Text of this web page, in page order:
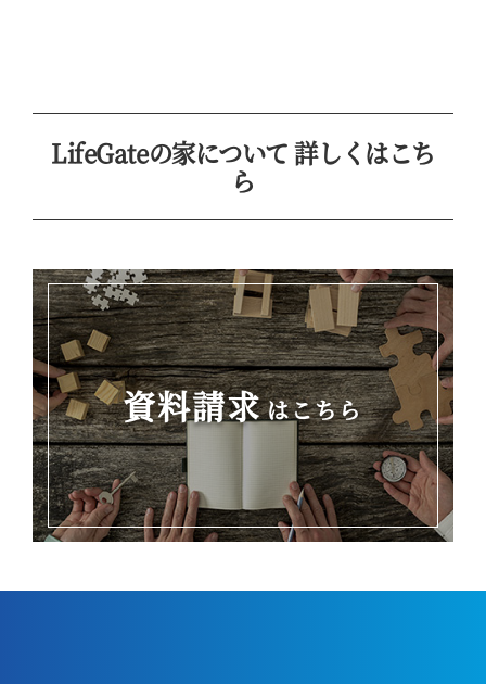
LifeGateの家について 詳しくはこち
ら
資料請求はこちら